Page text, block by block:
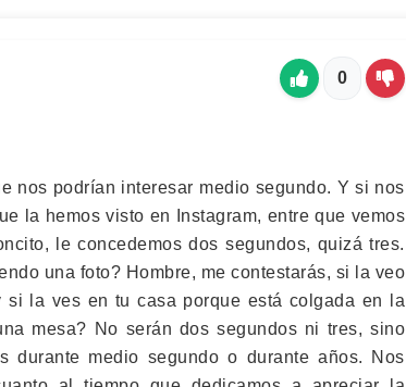
0
nos podrían interesar medio segundo. Y si nos
la hemos visto en Instagram, entre que vemos
le concedemos dos segundos, quizá tres.
una foto? Hombre, me contestarás, si la veo
si la ves en tu casa porque está colgada en la
mesa? No serán dos segundos ni tres, sino
durante medio segundo o durante años. Nos